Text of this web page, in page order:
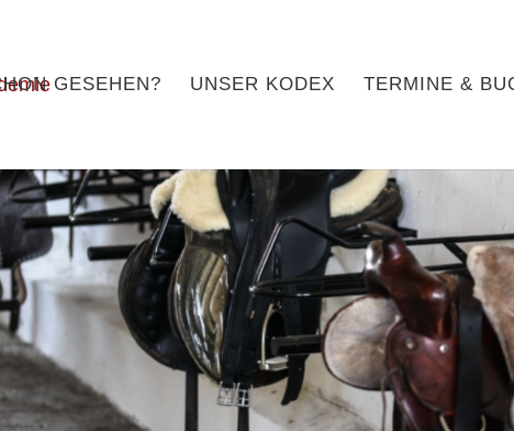
GESEHEN? UNSER KODEX TERMINE &